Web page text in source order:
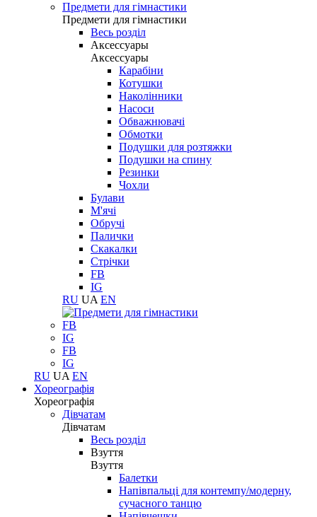
Предмети для гімнастики
Предмети для гімнастики
Весь розділ
Аксессуары
Аксессуары
Карабіни
Котушки
Наколінники
Насоси
Обважнювачі
Обмотки
Подушки для розтяжки
Подушки на спину
Резинки
Чохли
Булави
М'ячі
Обручі
Палички
Скакалки
Стрічки
FB
IG
RU UA EN
FB
IG
FB
IG
RU UA EN
Хореографія
Хореографія
Дівчатам
Дівчатам
Весь розділ
Взуття
Взуття
Балетки
Напівпальці для контемпу/модерну,
сучасного танцю